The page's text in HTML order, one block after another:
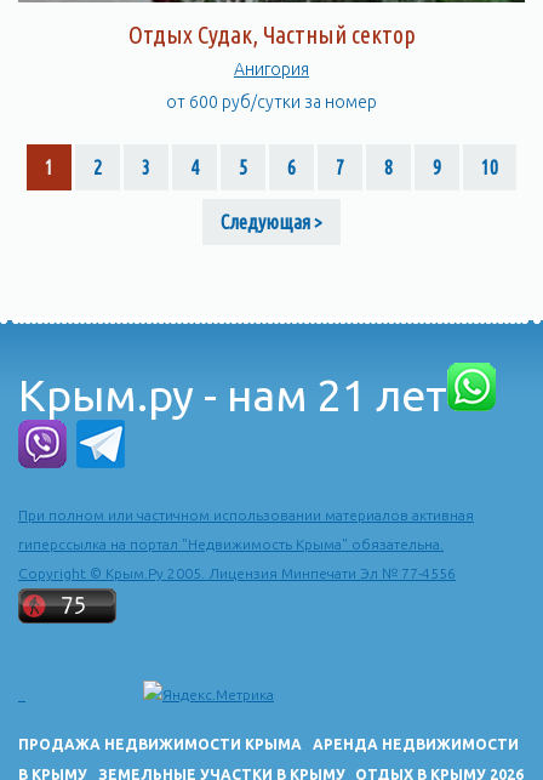
Отдых Судак, Частный сектор
Анигория
от 600 руб/сутки за номер
1 2 3 4 5 6 7 8 9 10
Следующая >
Крым.ру - нам 21 лет
При полном или частичном использовании материалов активная
гиперссылка на портал "Недвижимость Крыма" обязательна.
Copyright © Крым.Ру 2005. Лицензия Минпечати Эл № 77-4556
ПРОДАЖА НЕДВИЖИМОСТИ КРЫМА
АРЕНДА НЕДВИЖИМОСТИ
В КРЫМУ
ЗЕМЕЛЬНЫЕ УЧАСТКИ В КРЫМУ ОТДЫХ В КРЫМУ 2026